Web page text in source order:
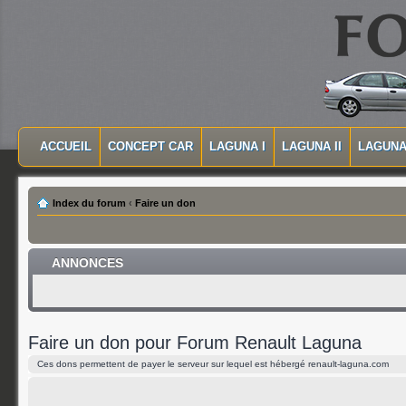
MENU PRINCIPAL
ACCUEIL CONCEPT CAR LAGUNA I LAGUNA II
Index du forum ‹ Faire un don
ANNONCES
Faire un don pour Forum Renault Laguna
Ces dons permettent de payer le serveur sur lequel est hébergé renault-laguna.com